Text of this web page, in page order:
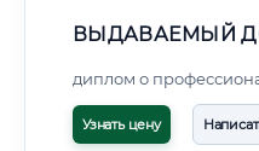
ВЫДАВАЕМЫЙ
диплом о
Узнать цену